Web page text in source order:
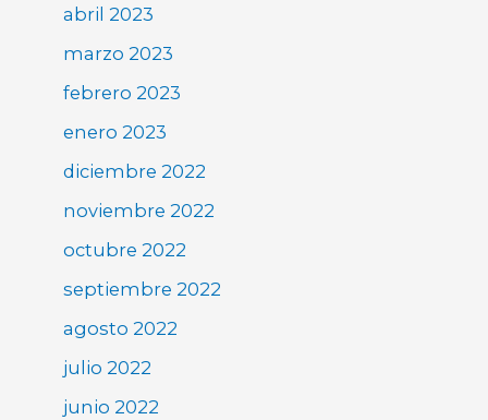
abril 2023
marzo 2023
febrero 2023
enero 2023
diciembre 2022
noviembre 2022
octubre 2022
septiembre 2022
agosto 2022
julio 2022
junio 2022